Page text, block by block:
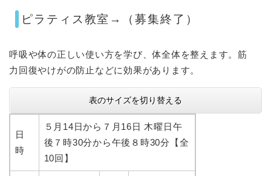
ピラティス教室→（募集終了）
呼吸や体の正しい使い方を学び、体全体を整えます。筋
力回復やけがの防止などに効果があります。
表のサイズを切り替える
日
時
５月14日から７月16日 木曜日午
後７時30分から午後８時30分【全
10回】